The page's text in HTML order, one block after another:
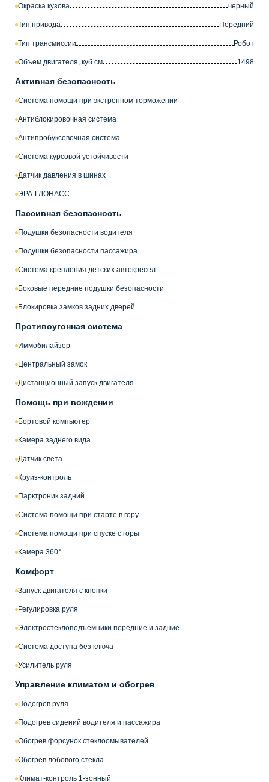
Окраска кузова черный
Тип привода Передний
Тип трансмиссии Робот
Объем двигателя, куб.см 1498
Активная безопасность
Система помощи при экстренном торможении
Антиблокировочная система
Антипробуксовочная система
Система курсовой устойчивости
Датчик давления в шинах
ЭРА-ГЛОНАСС
Пассивная безопасность
Подушки безопасности водителя
Подушки безопасности пассажира
Система крепления детских автокресел
Боковые передние подушки безопасности
Блокировка замков задних дверей
Противоугонная система
Иммобилайзер
Центральный замок
Дистанционный запуск двигателя
Помощь при вождении
Бортовой компьютер
Камера заднего вида
Датчик света
Круиз-контроль
Парктроник задний
Система помощи при старте в гору
Система помощи при спуске с горы
Камера 360°
Комфорт
Запуск двигателя с кнопки
Регулировка руля
Электростеклоподъемники передние и задние
Система доступа без ключа
Усилитель руля
Управление климатом и обогрев
Подогрев руля
Подогрев сидений водителя и пассажира
Обогрев форсунок стеклоомывателей
Обогрев лобового стекла
Климат-контроль 1-зонный